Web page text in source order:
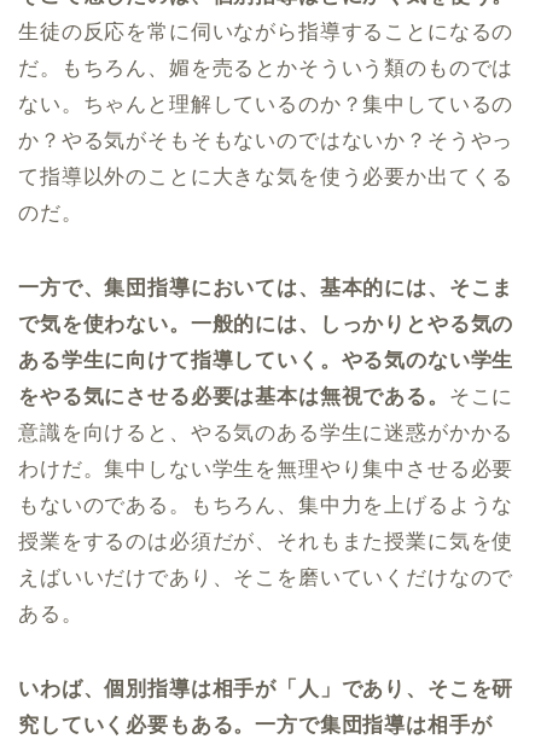
生徒の反応を常に伺いながら指導することになるの
だ。もちろん、媚を売るとかそういう類のものでは
ない。ちゃんと理解しているのか？集中しているの
か？やる気がそもそもないのではないか？そうやっ
て指導以外のことに大きな気を使う必要か出てくる
のだ。
一方で、集団指導においては、基本的には、そこま
で気を使わない。一般的には、しっかりとやる気の
ある学生に向けて指導していく。やる気のない学生
をやる気にさせる必要は基本は無視である。 そこに
意識を向けると、やる気のある学生に迷惑がかかる
わけだ。集中しない学生を無理やり集中させる必要
もないのである。もちろん、集中力を上げるような
授業をするのは必須だが、それもまた授業に気を使
えばいいだけであり、そこを磨いていくだけなので
ある。
いわば、個別指導は相手が「人」であり、そこを研
究していく必要もある。一方で集団指導は相手が